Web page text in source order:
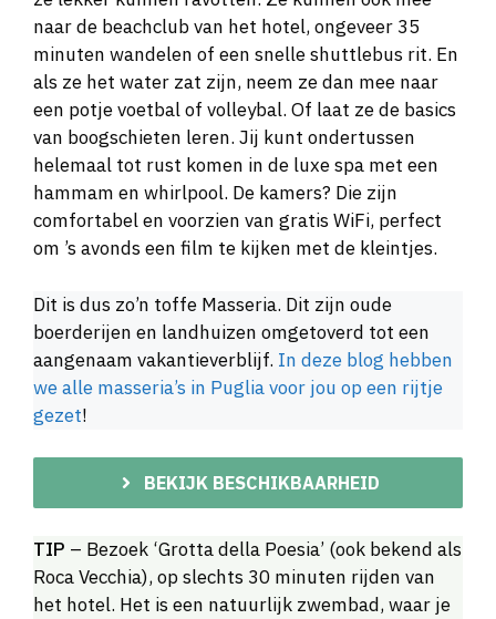
naar de beachclub van het hotel, ongeveer 35
minuten wandelen of een snelle shuttlebus rit. En
als ze het water zat zijn, neem ze dan mee naar
een potje voetbal of volleybal. Of laat ze de basics
van boogschieten leren. Jij kunt ondertussen
helemaal tot rust komen in de luxe spa met een
hammam en whirlpool. De kamers? Die zijn
comfortabel en voorzien van gratis WiFi, perfect
om ’s avonds een film te kijken met de kleintjes.
Dit is dus zo’n toffe Masseria. Dit zijn oude
boerderijen en landhuizen omgetoverd tot een
aangenaam vakantieverblijf. In deze blog hebben
we alle masseria’s in Puglia voor jou op een rijtje
gezet!
BEKIJK BESCHIKBAARHEID
TIP – Bezoek ‘Grotta della Poesia’ (ook bekend als
​​Roca Vecchia), op slechts 30 minuten rijden van
het hotel. Het is een natuurlijk zwembad, waar je